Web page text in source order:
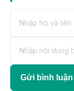
Gửi bình luận